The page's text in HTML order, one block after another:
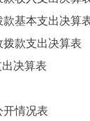
基本支出决算
款支出决算表
决算表
情况表